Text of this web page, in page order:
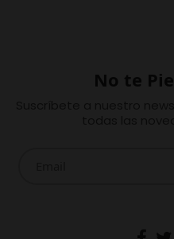
No te